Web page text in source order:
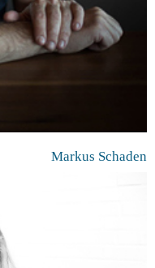
Markus Schaden